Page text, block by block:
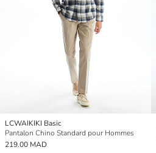
LCWAIKIKI Basic
Pantalon Chino Standard pour Hommes
219.00 MAD